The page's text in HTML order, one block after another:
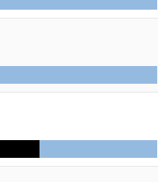
・J・リー・Jr
ドナルド・フュリラブ
ナルド・モファット